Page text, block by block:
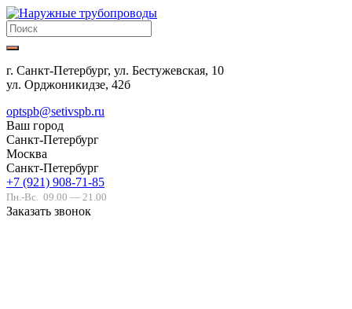
г. Санкт-Петербург, ул. Бестужевская, 10
ул. Орджоникидзе, 42б
optspb@setivspb.ru
Ваш город
Санкт-Петербург
Москва
Санкт-Петербург
+7 (921) 908-71-85
Пн.-Вс. 09.00 — 21.00
Заказать звонок